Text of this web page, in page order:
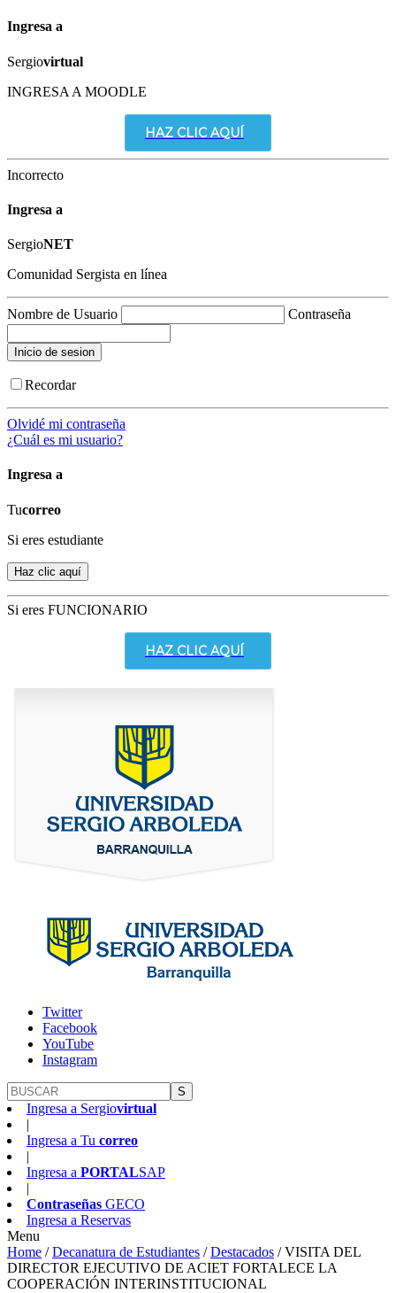
Ingresa a
Sergiovirtual
INGRESA A MOODLE
HAZ CLIC AQUÍ
Incorrecto
Ingresa a
SergioNET
Comunidad Sergista en línea
Nombre de Usuario Contraseña
Recordar
Olvidé mi contraseña
¿Cuál es mi usuario?
Ingresa a
Tucorreo
Si eres estudiante
Si eres FUNCIONARIO
HAZ CLIC AQUÍ
Twitter
Facebook
YouTube
Instagram
S
Ingresa a Sergiovirtual
Ingresa a Tu correo
Ingresa a PORTALSAP
Contraseñas GECO
Ingresa a Reservas
Menu
Home /Decanatura de Estudiantes /Destacados /VISITA DEL
DIRECTOR EJECUTIVO DE ACIET FORTALECE LA
COOPERACIÓN INTERINSTITUCIONAL